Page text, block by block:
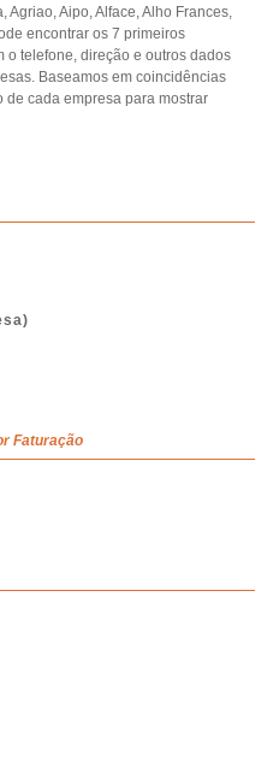
Agriao, Aipo, Alface, Alho Frances,
encontrar os 7 primeiros
o telefone, direção e outros dados
Baseamos em coincidências
cada empresa para mostrar
Faturação